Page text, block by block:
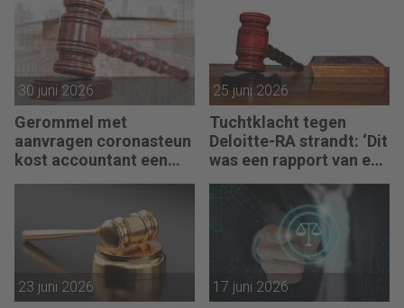
30 juni 2026
Gerommel met
aanvragen coronasteun
kost accountant een
maand doorhaling
25 juni 2026
Tuchtklacht tegen
Deloitte-RA strandt: ‘Dit
was een rapport van een
partijdeskundige’
23 juni 2026 17 juni 2026